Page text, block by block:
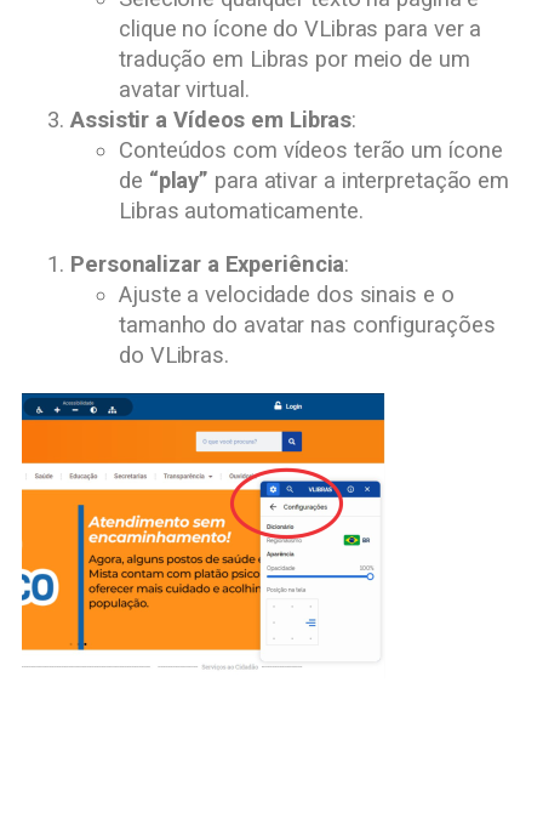
clique no ícone do VLibras para ver a
tradução em Libras por meio de um
avatar virtual.
Assistir a Vídeos em Libras:
Conteúdos com vídeos terão um ícone
de “play” para ativar a interpretação em
Libras automaticamente.
Personalizar a Experiência:
Ajuste a velocidade dos sinais e o
tamanho do avatar nas configurações
do VLibras.